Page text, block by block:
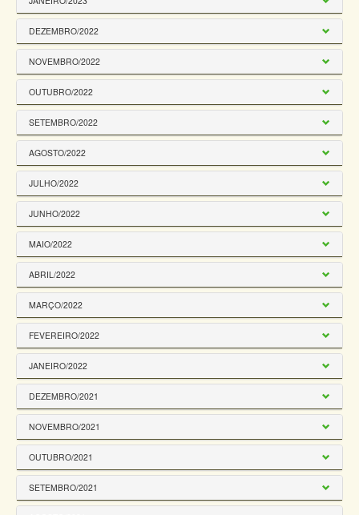
DEZEMBRO/2022
NOVEMBRO/2022
OUTUBRO/2022
SETEMBRO/2022
AGOSTO/2022
JULHO/2022
JUNHO/2022
MAIO/2022
ABRIL/2022
MARÇO/2022
FEVEREIRO/2022
JANEIRO/2022
DEZEMBRO/2021
NOVEMBRO/2021
OUTUBRO/2021
SETEMBRO/2021